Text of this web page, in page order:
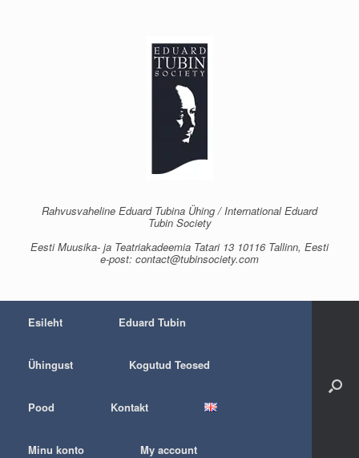
Rahvusvaheline Eduard Tubina Ühing / International Eduard
Tubin Society
Eesti Muusika- ja Teatriakadeemia Tatari 13 10116 Tallinn, Eesti
e-post: contact@tubinsociety.com
Esileht Eduard Tubin
Ühingust Kogutud Teosed
Pood Kontakt
Minu konto My account